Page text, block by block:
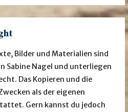
Bilder und Materialien sind
Sabine Nagel und unterliegen
Das Kopieren und die
als der eigenen
Gern kannst du jedoch